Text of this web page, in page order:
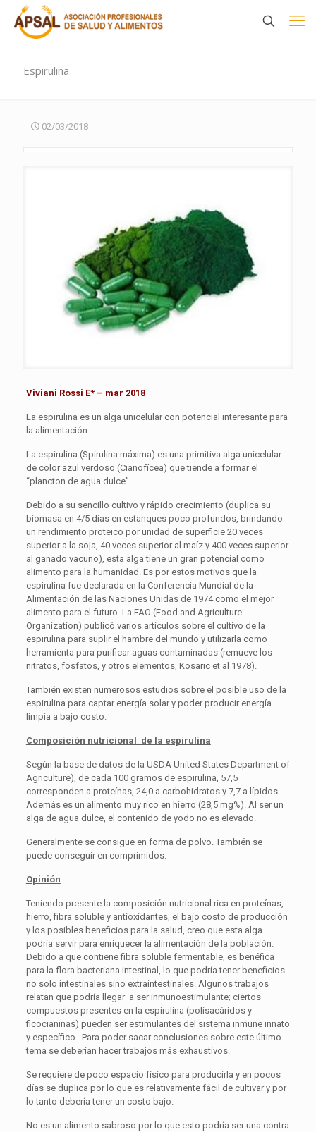
Espirulina
02/03/2018
Viviani Rossi E* – mar 2018
La espirulina es un alga unicelular con potencial interesante para
la alimentación.
La espirulina (Spirulina máxima) es una primitiva alga unicelular
de color azul verdoso (Cianofícea) que tiende a formar el
“plancton de agua dulce”.
Debido a su sencillo cultivo y rápido crecimiento (duplica su
biomasa en 4/5 días en estanques poco profundos, brindando
un rendimiento proteico por unidad de superficie 20 veces
superior a la soja, 40 veces superior al maíz y 400 veces superior
al ganado vacuno), esta alga tiene un gran potencial como
alimento para la humanidad. Es por estos motivos que la
espirulina fue declarada en la Conferencia Mundial de la
Alimentación de las Naciones Unidas de 1974 como el mejor
alimento para el futuro. La FAO (Food and Agriculture
Organization) publicó varios artículos sobre el cultivo de la
espirulina para suplir el hambre del mundo y utilizarla como
herramienta para purificar aguas contaminadas (remueve los
nitratos, fosfatos, y otros elementos, Kosaric et al 1978).
También existen numerosos estudios sobre el posible uso de la
espirulina para captar energía solar y poder producir energía
limpia a bajo costo.
Composición nutricional de la espirulina
Según la base de datos de la USDA United States Department of
Agriculture), de cada 100 gramos de espirulina, 57,5
corresponden a proteínas, 24,0 a carbohidratos y 7,7 a lípidos.
Además es un alimento muy rico en hierro (28,5 mg%). Al ser un
alga de agua dulce, el contenido de yodo no es elevado.
Generalmente se consigue en forma de polvo. También se
puede conseguir en comprimidos.
Opinión
Teniendo presente la composición nutricional rica en proteínas,
hierro, fibra soluble y antioxidantes, el bajo costo de producción
y los posibles beneficios para la salud, creo que esta alga
podría servir para enriquecer la alimentación de la población.
Debido a que contiene fibra soluble fermentable, es benéfica
para la flora bacteriana intestinal, lo que podría tener beneficios
no solo intestinales sino extraintestinales. Algunos trabajos
relatan que podría llegar a ser inmunoestimulante; ciertos
compuestos presentes en la espirulina (polisacáridos y
ficocianinas) pueden ser estimulantes del sistema inmune innato
y específico . Para poder sacar conclusiones sobre este último
tema se deberían hacer trabajos más exhaustivos.
Se requiere de poco espacio físico para producirla y en pocos
días se duplica por lo que es relativamente fácil de cultivar y por
lo tanto debería tener un costo bajo.
No es un alimento sabroso por lo que esto podría ser una contra